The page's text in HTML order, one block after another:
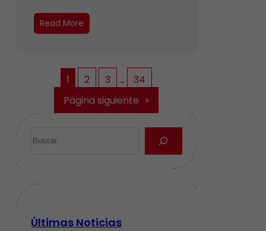
Read More
1 2 3 …
34
Página siguiente »
Últimas Noticias